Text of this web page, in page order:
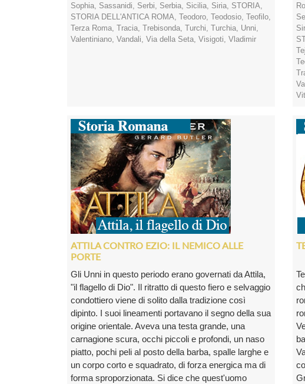
Sophia, Sassanidi, Serbi, Serbia, Sicilia, Siria, STORIA,
STORIA DELL'ANTICA ROMA, Teodoro, Teodosio, Teofilo,
Terza Roma, Tracia, Trebisonda, Turchi, Turchia, Unni,
Valentiniano, Vandali, Via della Seta, Visigoti, Vladimir
ATTILA CONTRO EZIO: IL NEMICO ALLE
PORTE
Gli Unni in questo periodo erano governati da Attila,
"il flagello di Dio". Il ritratto di questo fiero e selvaggio
condottiero viene di solito dalla tradizione così
dipinto. I suoi lineamenti portavano il segno della sua
origine orientale. Aveva una testa grande, una
carnagione scura, occhi piccoli e profondi, un naso
piatto, pochi peli al posto della barba, spalle larghe e
un corpo corto e squadrato, di forza energica ma di
forma sproporzionata. Si dice che quest'uomo